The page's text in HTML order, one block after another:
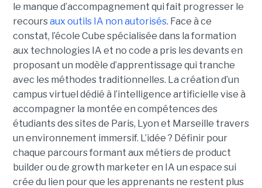
le manque d’accompagnement qui fait progresser le
recoursaux outils IA non autorisés. Face à ce
constat, l’école Cube spécialisée dans la formation
aux technologies IA et no code a pris les devants en
proposant un modèle d’apprentissage qui tranche
avec les méthodes traditionnelles. La création d’un
campus virtuel dédié à l’intelligence artificielle vise à
accompagner la montée en compétences des
étudiants des sites de Paris, Lyon et Marseille travers
un environnement immersif. L’idée ? Définir pour
chaque parcours formant aux métiers de product
builder ou de growth marketer en IA un espace sui
crée du lien pour que les apprenants ne restent plus